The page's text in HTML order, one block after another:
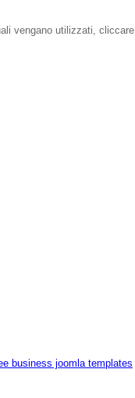
vengano utilizzati, cliccare
business joomla templates